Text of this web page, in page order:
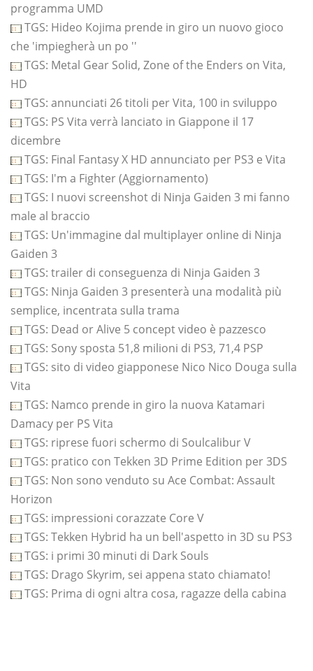
programma UMD
TGS: Hideo Kojima prende in giro un nuovo gioco
che 'impiegherà un po ''
TGS: Metal Gear Solid, Zone of the Enders on Vita,
HD
TGS: annunciati 26 titoli per Vita, 100 in sviluppo
TGS: PS Vita verrà lanciato in Giappone il 17
dicembre
TGS: Final Fantasy X HD annunciato per PS3 e Vita
TGS: I'm a Fighter (Aggiornamento)
TGS: I nuovi screenshot di Ninja Gaiden 3 mi fanno
male al braccio
TGS: Un'immagine dal multiplayer online di Ninja
Gaiden 3
TGS: trailer di conseguenza di Ninja Gaiden 3
TGS: Ninja Gaiden 3 presenterà una modalità più
semplice, incentrata sulla trama
TGS: Dead or Alive 5 concept video è pazzesco
TGS: Sony sposta 51,8 milioni di PS3, 71,4 PSP
TGS: sito di video giapponese Nico Nico Douga sulla
Vita
TGS: Namco prende in giro la nuova Katamari
Damacy per PS Vita
TGS: riprese fuori schermo di Soulcalibur V
TGS: pratico con Tekken 3D Prime Edition per 3DS
TGS: Non sono venduto su Ace Combat: Assault
Horizon
TGS: impressioni corazzate Core V
TGS: Tekken Hybrid ha un bell'aspetto in 3D su PS3
TGS: i primi 30 minuti di Dark Souls
TGS: Drago Skyrim, sei appena stato chiamato!
TGS: Prima di ogni altra cosa, ragazze della cabina